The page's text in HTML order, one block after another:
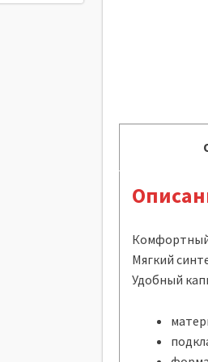
Комфортный
Мягкий
Удобный